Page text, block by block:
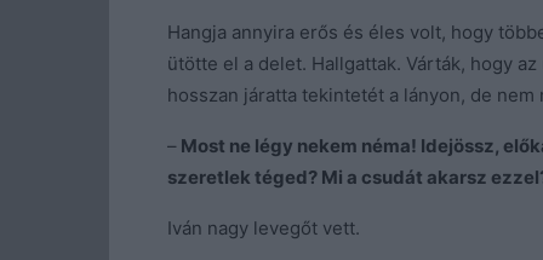
Hangja annyira erős és éles volt, hogy
ütötte el a delet. Hallgattak. Várták, hogy
hosszan járatta tekintetét a lányon, de nem
– Most ne légy nekem néma! Idejössz,
szeretlek téged? Mi a csudát akarsz
Iván nagy levegőt vett.